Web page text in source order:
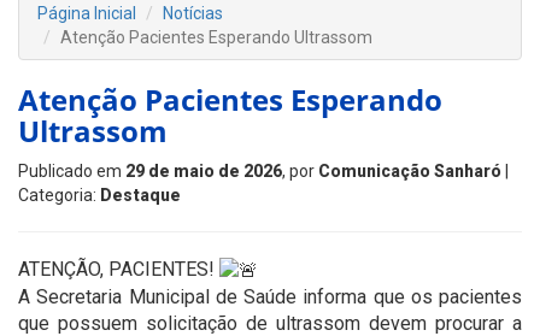
Página Inicial
Notícias
Atenção Pacientes Esperando Ultrassom
Atenção Pacientes Esperando
Ultrassom
Publicado em 29 de maio de 2026, por Comunicação Sanharó
Categoria: Destaque
ATENÇÃO, PACIENTES!
A Secretaria Municipal de Saúde informa que os pacientes
que possuem solicitação de ultrassom devem procurar a